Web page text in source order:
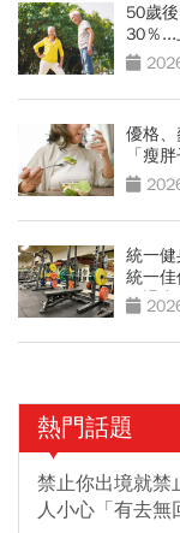
50歲
30％
略一次
優格
「瘦
統一健
統一
何退出
熱門話題
禁止你出境就
人小心「有去